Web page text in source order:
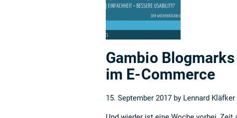
Gambio
im E-Commerce
15. September 2017 by Lennard Kläfker